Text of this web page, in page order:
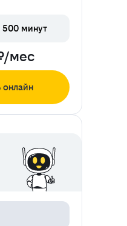
500 минут
мес
онлайн